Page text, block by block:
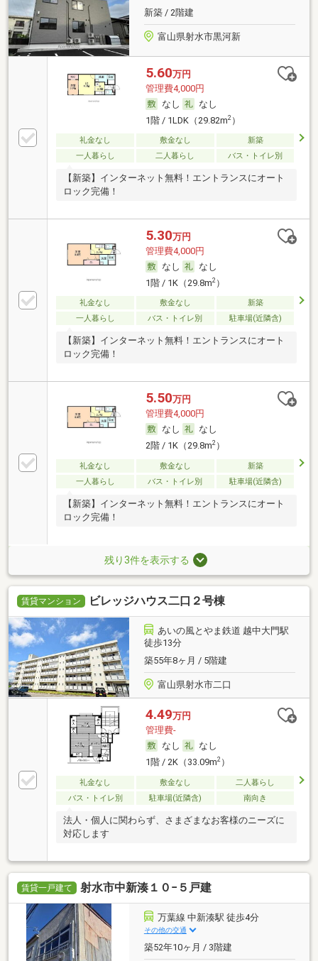
新築 / 2階建
富山県射水市黒河新
5.60万円
管理費4,000円
なし
なし
1階 / 1LDK（29.82m2）
礼金なし 敷金なし
新築
一人暮らし
二人暮らし バス・トイレ別
【新築】インターネット無料！エントランスにオート
ロック完備！
5.30万円
管理費4,000円
なし
なし
1階 / 1K（29.8m2）
礼金なし 敷金なし
新築
一人暮らし
バス・トイレ別 駐車場(近隣含)
【新築】インターネット無料！エントランスにオート
ロック完備！
5.50万円
管理費4,000円
なし
なし
2階 / 1K（29.8m2）
礼金なし 敷金なし
新築
一人暮らし
バス・トイレ別 駐車場(近隣含)
【新築】インターネット無料！エントランスにオート
ロック完備！
残り3件を表示する
賃貸マンション ビレッジハウス二口２号棟
あいの風とやま鉄道 越中大門駅
徒歩13分
築55年8ヶ月 / 5階建
富山県射水市二口
4.49万円
管理費-
なし
なし
1階 / 2K（33.09m2）
礼金なし 敷金なし
二人暮らし
バス・トイレ別
駐車場(近隣含) 南向き
法人・個人に関わらず、さまざまなお客様のニーズに
対応します
賃貸一戸建て 射水市中新湊１０−５戸建
万葉線 中新湊駅 徒歩4分
その他の交通
築52年10ヶ月 / 3階建